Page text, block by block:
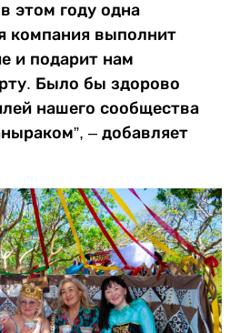
этом году одна
компания выполнит
и подарит нам
Было бы здорово
нашего сообщества
– добавляет